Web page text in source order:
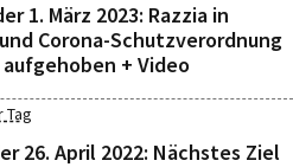
1. März 2023: Razzia in
Corona-Schutzverordnung
+ Video
Tag
26. April 2022: Nächstes Ziel